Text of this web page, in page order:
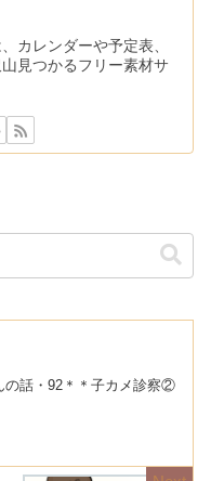
カレンダーや予定表、
見つかるフリー素材サ
の話・92＊＊子カメ診察②